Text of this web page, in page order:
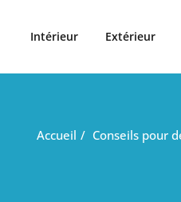
Intérieur Extérieur
Accueil Conseils pour